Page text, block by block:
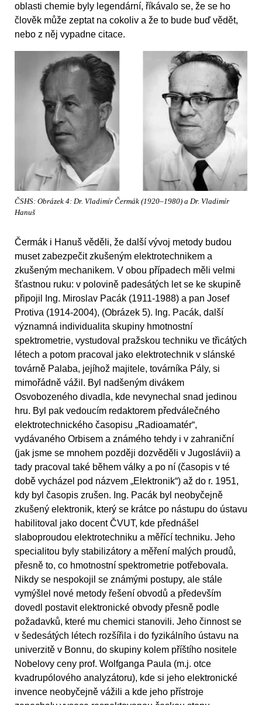
oblasti chemie byly legendární, říkávalo se, že se ho
člověk může zeptat na cokoliv a že to bude buď vědět,
nebo z něj vypadne citace.
ČSHS: Obrázek 4: Dr. Vladimír Čermák (1920–1980) a Dr. Vladimír
Hanuš
Čermák i Hanuš věděli, že další vývoj metody budou
muset zabezpečit zkušeným elektrotechnikem a
zkušeným mechanikem. V obou případech měli velmi
šťastnou ruku: v polovině padesátých let se ke skupině
připojil Ing. Miroslav Pacák (1911-1988) a pan Josef
Protiva (1914-2004), (Obrázek 5). Ing. Pacák, další
významná individualita skupiny hmotnostní
spektrometrie, vystudoval pražskou techniku ve třicátých
létech a potom pracoval jako elektrotechnik v slánské
továrně Palaba, jejíhož majitele, továrníka Pály, si
mimořádně vážil. Byl nadšeným divákem
Osvobozeného divadla, kde nevynechal snad jedinou
hru. Byl pak vedoucím redaktorem předválečného
elektrotechnického časopisu „Radioamatér“,
vydávaného Orbisem a známého tehdy i v zahraniční
(jak jsme se mnohem později dozvěděli v Jugoslávii) a
tady pracoval také během války a po ní (časopis v té
době vycházel pod názvem „Elektronik“) až do r. 1951,
kdy byl časopis zrušen. Ing. Pacák byl neobyčejně
zkušený elektronik, který se krátce po nástupu do ústavu
habilitoval jako docent ČVUT, kde přednášel
slaboproudou elektrotechniku a měřící techniku. Jeho
specialitou byly stabilizátory a měření malých proudů,
přesně to, co hmotnostní spektrometrie potřebovala.
Nikdy se nespokojil se známými postupy, ale stále
vymýšlel nové metody řešení obvodů a především
dovedl postavit elektronické obvody přesně podle
požadavků, které mu chemici stanovili. Jeho činnost se
v šedesátých létech rozšířila i do fyzikálního ústavu na
univerzitě v Bonnu, do skupiny kolem příštího nositele
Nobelovy ceny prof. Wolfganga Paula (m.j. otce
kvadrupólového analyzátoru), kde si jeho elektronické
invence neobyčejně vážili a kde jeho přístroje